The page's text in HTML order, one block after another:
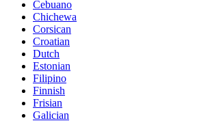
Cebuano
Chichewa
Corsican
Croatian
Dutch
Estonian
Filipino
Finnish
Frisian
Galician